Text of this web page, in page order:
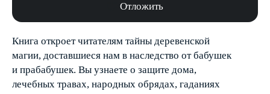
Отложить
Книга откроет читателям тайны деревенской
магии, доставшиеся нам в наследство от бабушек
и прабабушек. Вы узнаете о защите дома,
лечебных травах, народных обрядах, гаданиях